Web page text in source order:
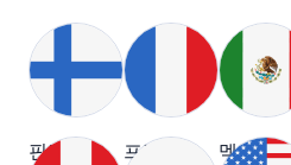
핀란드 프랑스 멕시코